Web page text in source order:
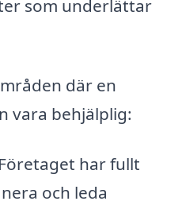
som underlättar
där en
vara behjälplig:
Företaget har fullt
och leda